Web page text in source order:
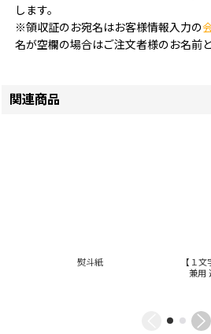
します。
※領収証のお宛名はお客様情報入力の
名が空欄の場合はご注文者様のお名前
関連商品
熨斗紙
【１
兼用